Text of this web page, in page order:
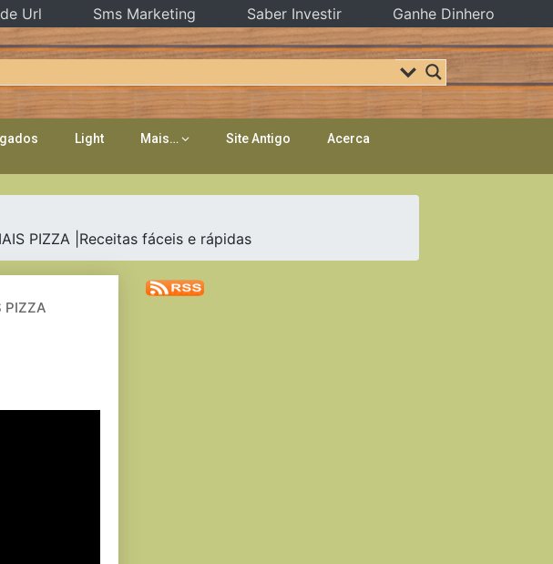
Light Mais… Site Antigo Acerca
PIZZA |Receitas fáceis e rápidas
PIZZA
Url Sms Marketing Saber Investir Ganhe Dinhero